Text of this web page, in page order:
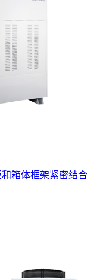
箱体框架紧密结合